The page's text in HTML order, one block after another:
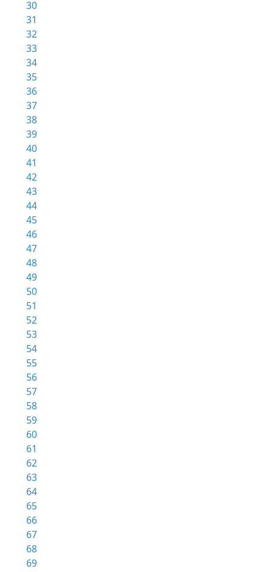
30
31
32
33
34
35
36
37
38
39
40
41
42
43
44
45
46
47
48
49
50
51
52
53
54
55
56
57
58
59
60
61
62
63
64
65
66
67
68
69